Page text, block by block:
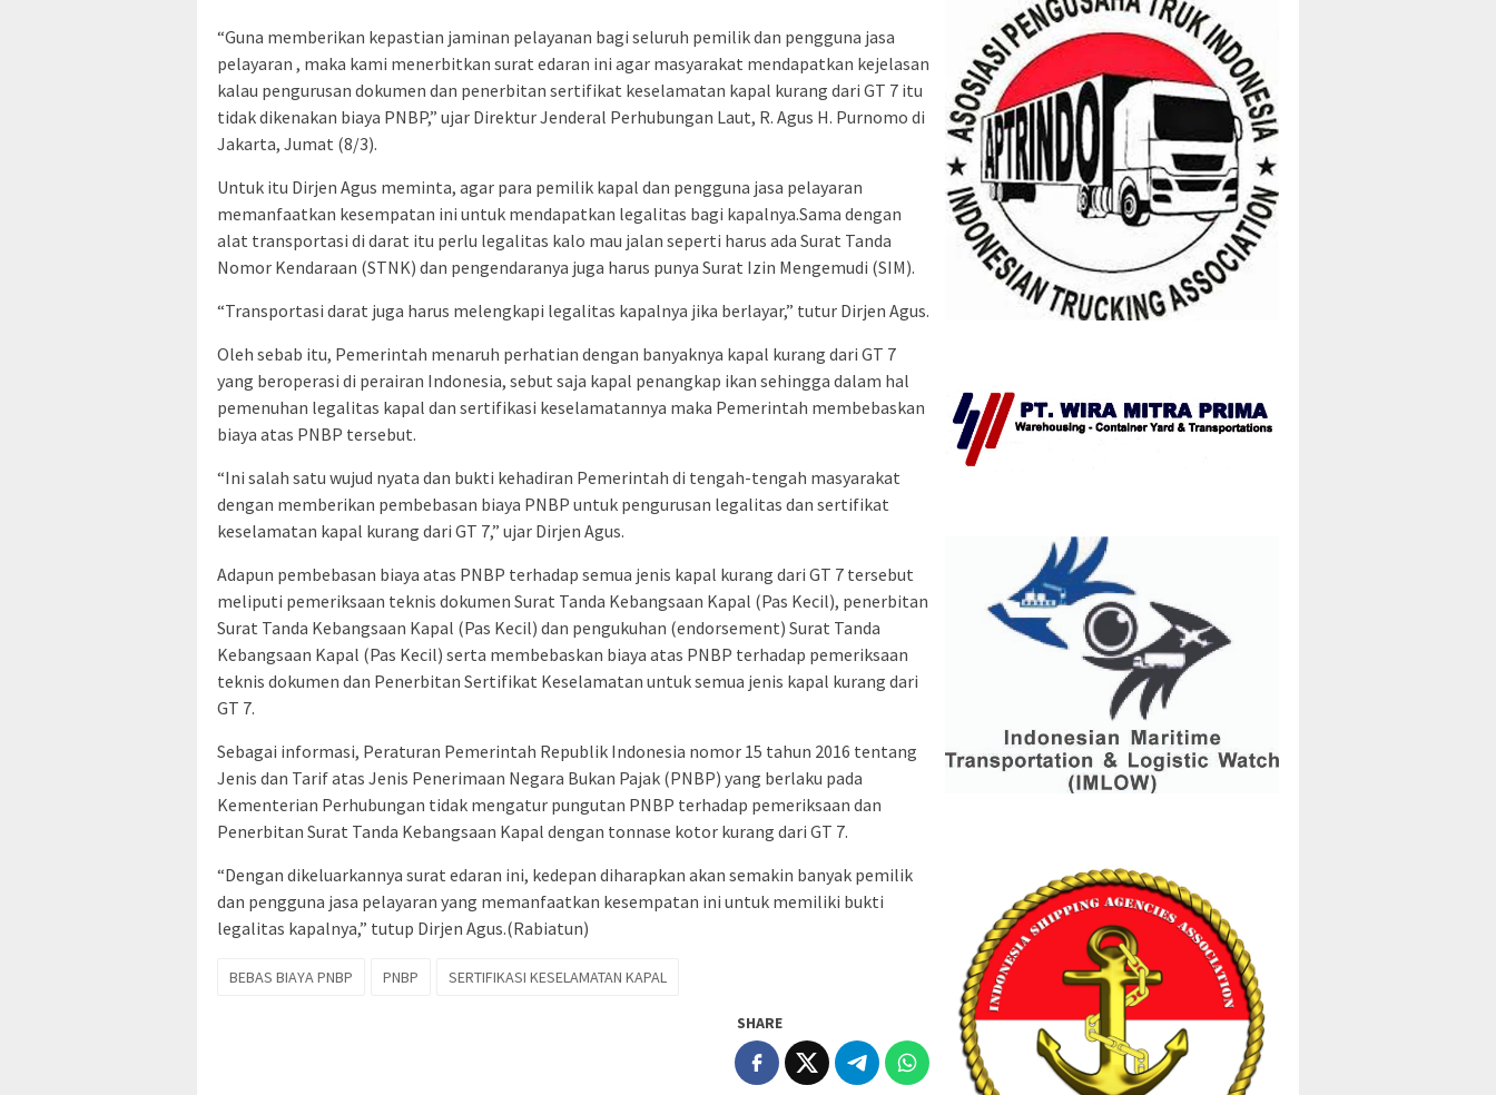
“Guna memberikan kepastian jaminan pelayanan bagi seluruh pemilik dan pengguna jasa
pelayaran , maka kami menerbitkan surat edaran ini agar masyarakat mendapatkan kejelasan
kalau pengurusan dokumen dan penerbitan sertifikat keselamatan kapal kurang dari GT 7 itu
tidak dikenakan biaya PNBP,” ujar Direktur Jenderal Perhubungan Laut, R. Agus H. Purnomo di
Jakarta, Jumat (8/3).
Untuk itu Dirjen Agus meminta, agar para pemilik kapal dan pengguna jasa pelayaran
memanfaatkan kesempatan ini untuk mendapatkan legalitas bagi kapalnya.Sama dengan
alat transportasi di darat itu perlu legalitas kalo mau jalan seperti harus ada Surat Tanda
Nomor Kendaraan (STNK) dan pengendaranya juga harus punya Surat Izin Mengemudi (SIM).
“Transportasi darat juga harus melengkapi legalitas kapalnya jika berlayar,” tutur Dirjen Agus.
Oleh sebab itu, Pemerintah menaruh perhatian dengan banyaknya kapal kurang dari GT 7
yang beroperasi di perairan Indonesia, sebut saja kapal penangkap ikan sehingga dalam hal
pemenuhan legalitas kapal dan sertifikasi keselamatannya maka Pemerintah membebaskan
biaya atas PNBP tersebut.
“Ini salah satu wujud nyata dan bukti kehadiran Pemerintah di tengah-tengah masyarakat
dengan memberikan pembebasan biaya PNBP untuk pengurusan legalitas dan sertifikat
keselamatan kapal kurang dari GT 7,” ujar Dirjen Agus.
Adapun pembebasan biaya atas PNBP terhadap semua jenis kapal kurang dari GT 7 tersebut
meliputi pemeriksaan teknis dokumen Surat Tanda Kebangsaan Kapal (Pas Kecil), penerbitan
Surat Tanda Kebangsaan Kapal (Pas Kecil) dan pengukuhan (endorsement) Surat Tanda
Kebangsaan Kapal (Pas Kecil) serta membebaskan biaya atas PNBP terhadap pemeriksaan
teknis dokumen dan Penerbitan Sertifikat Keselamatan untuk semua jenis kapal kurang dari
GT 7.
Sebagai informasi, Peraturan Pemerintah Republik Indonesia nomor 15 tahun 2016 tentang
Jenis dan Tarif atas Jenis Penerimaan Negara Bukan Pajak (PNBP) yang berlaku pada
Kementerian Perhubungan tidak mengatur pungutan PNBP terhadap pemeriksaan dan
Penerbitan Surat Tanda Kebangsaan Kapal dengan tonnase kotor kurang dari GT 7.
“Dengan dikeluarkannya surat edaran ini, kedepan diharapkan akan semakin banyak pemilik
dan pengguna jasa pelayaran yang memanfaatkan kesempatan ini untuk memiliki bukti
legalitas kapalnya,” tutup Dirjen Agus.(Rabiatun)
BEBAS BIAYA PNBP PNBP SERTIFIKASI KESELAMATAN KAPAL
SHARE